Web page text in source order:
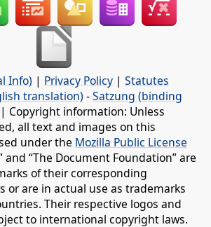
Info) | Privacy Policy | Statutes
translation) -Satzung (binding
| Copyright information: Unless
all text and images on this
under the Mozilla Public License
and “The Document Foundation” are
of their corresponding
or are in actual use as trademarks
Their respective logos and
to international copyright laws.